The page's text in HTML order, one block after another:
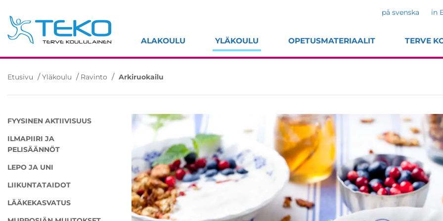
sisältöön
på svenska in
ALAKOULU YLÄKOULU OPETUSMATERIAALIT TERVE
Etusivu /Yläkoulu / Ravinto / Arkiruokailu
FYYSINEN AKTIIVISUUS
ILMAPIIRI JA
PELISÄÄNNÖT
LEPO JA UNI
LIIKUNTATAIDOT
LÄÄKEKASVATUS